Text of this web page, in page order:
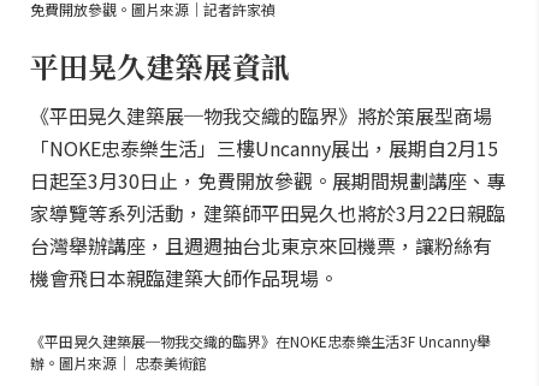
免費開放參觀。圖片來源｜記者許家禎
平田晃久建築展資訊
《平田晃久建築展─物我交織的臨界》將於策展型商場
「NOKE忠泰樂生活」三樓Uncanny展出，展期自2月15
日起至3月30日止，免費開放參觀。展期間規劃講座、專
家導覽等系列活動，建築師平田晃久也將於3月22日親臨
台灣舉辦講座，且週週抽台北東京來回機票，讓粉絲有
機會飛日本親臨建築大師作品現場。
《平田晃久建築展─物我交織的臨界》在NOKE忠泰樂生活3F Uncanny舉
辦。圖片來源｜ 忠泰美術館